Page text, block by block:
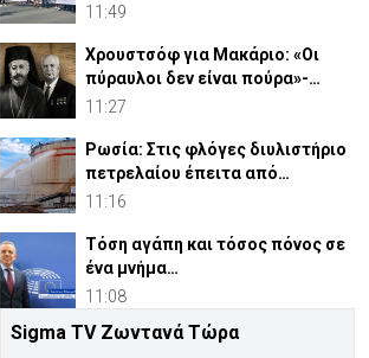
τις Β. Βάσεις
11:49
Χρουστσόφ για Μακάριο: «Οι
πύραυλοι δεν είναι πούρα»-
Αποκαλυπτικο έγγραφο 1964
11:27
Ρωσία: Στις φλόγες διυλιστήριο
πετρελαίου έπειτα από
ουκρανική επίθεση
11:16
Τόση αγάπη και τόσος πόνος σε
ένα μνήμα…
11:08
«Οι μάσκες έπεσαν»: Νέα ποινική
Sigma TV Ζωντανά Τώρα